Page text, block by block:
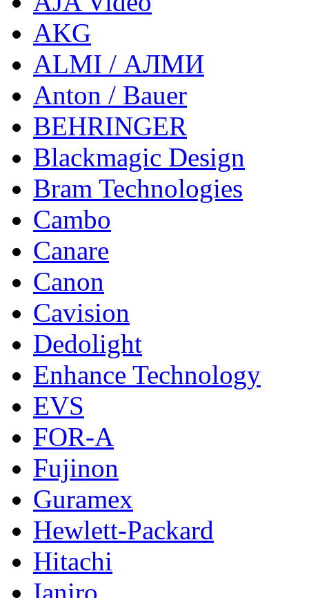
AKG
ALMI / АЛМИ
Anton / Bauer
BEHRINGER
Blackmagic Design
Bram Technologies
Cambo
Canare
Canon
Cavision
Dedolight
Enhance Technology
EVS
FOR-A
Fujinon
Guramex
Hewlett-Packard
Hitachi